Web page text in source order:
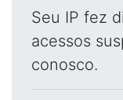
Seu IP fez
acessos
conosco.